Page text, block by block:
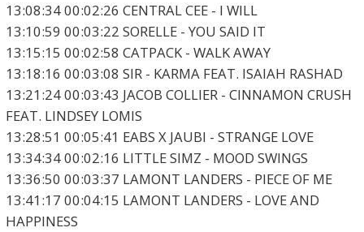
13:08:34 00:02:26 CENTRAL CEE - I WILL
13:10:59 00:03:22 SORELLE - YOU SAID IT
13:15:15 00:02:58 CATPACK - WALK AWAY
13:18:16 00:03:08 SIR - KARMA FEAT. ISAIAH RASHAD
13:21:24 00:03:43 JACOB COLLIER - CINNAMON CRUSH
FEAT. LINDSEY LOMIS
13:28:51 00:05:41 EABS X JAUBI - STRANGE LOVE
13:34:34 00:02:16 LITTLE SIMZ - MOOD SWINGS
13:36:50 00:03:37 LAMONT LANDERS - PIECE OF ME
13:41:17 00:04:15 LAMONT LANDERS - LOVE AND
HAPPINESS